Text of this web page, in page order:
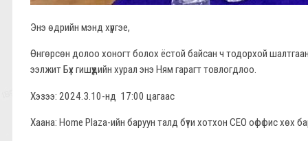
Энэ өдрийн мэнд хүргэе,
Өнгөрсөн долоо хоногт болох ёстой байсан ч тодорхой
ээлжит Бүх гишүүдийн хурал энэ Ням гарагт товлогдлоо.
Хэзээ: 2024.3.10-нд 17:00 цагаас
Хаана: Home Plaza-ийн баруун талд бүти хотхон CEO оффис хөх